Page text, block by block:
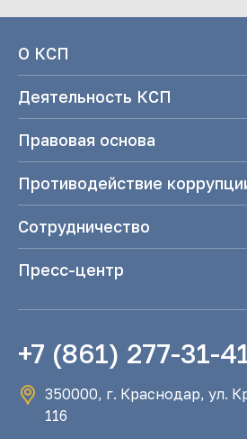
О КСП
Деятельность КСП
Правовая основа
Противодействие
Сотрудничество
Пресс-центр
+7 (861) 277-31-
350000, г. Краснодар, ул.
116